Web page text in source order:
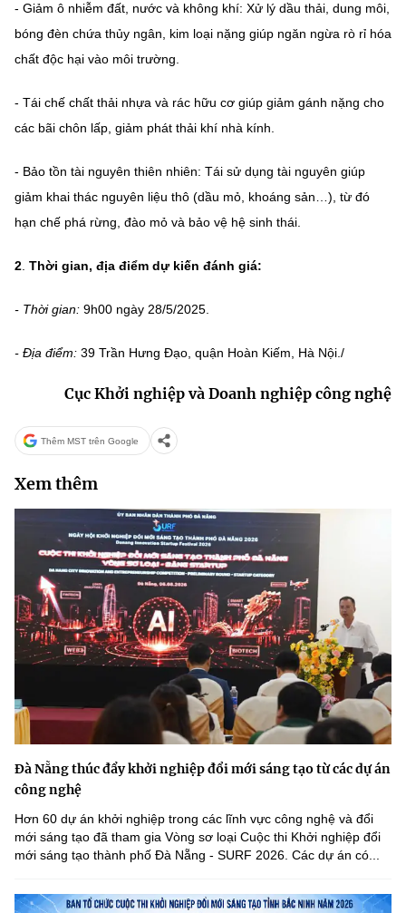
- Giảm ô nhiễm đất, nước và không khí: Xử lý dầu thải, dung môi,
bóng đèn chứa thủy ngân, kim loại nặng giúp ngăn ngừa rò rỉ hóa
chất độc hại vào môi trường.
- Tái chế chất thải nhựa và rác hữu cơ giúp giảm gánh nặng cho
các bãi chôn lấp, giảm phát thải khí nhà kính.
- Bảo tồn tài nguyên thiên nhiên: Tái sử dụng tài nguyên giúp
giảm khai thác nguyên liệu thô (dầu mỏ, khoáng sản…), từ đó
hạn chế phá rừng, đào mỏ và bảo vệ hệ sinh thái.
2 Thời gian, địa điểm dự kiến đánh giá:
- Thời gian: 9h00 ngày 28/5/2025.
- Địa điểm: 39 Trần Hưng Đạo, quận Hoàn Kiếm, Hà Nội./
Cục Khởi nghiệp và Doanh nghiệp công nghệ
Thêm MST trên Google
Xem thêm
Đà Nẵng thúc đẩy khởi nghiệp đổi mới sáng tạo từ các dự án
công nghệ
Hơn 60 dự án khởi nghiệp trong các lĩnh vực công nghệ và đổi
mới sáng tạo đã tham gia Vòng sơ loại Cuộc thi Khởi nghiệp đổi
mới sáng tạo thành phố Đà Nẵng - SURF 2026. Các dự án có...